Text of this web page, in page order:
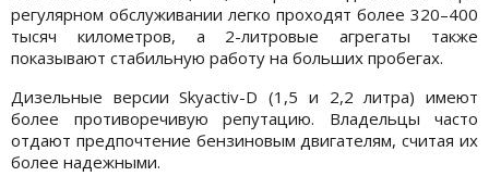
регулярном обслуживании легко проходят более 320–400
тысяч километров, а 2-литровые агрегаты также
показывают стабильную работу на больших пробегах.
Дизельные версии Skyactiv-D (1,5 и 2,2 литра) имеют
более противоречивую репутацию. Владельцы часто
отдают предпочтение бензиновым двигателям, считая их
более надежными.